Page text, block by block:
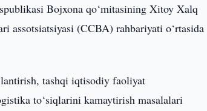
Bojxona qo‘mitasining Xitoy Xalq
(CCBA) rahbariyati o‘rtasida
tashqi iqtisodiy faoliyat
to‘siqlarini kamaytirish masalalari